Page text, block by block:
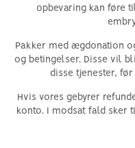
opbevaring kan føre
Pakker med ægdonation
og betingelser. Disse vil
disse tjenester,
Hvis vores gebyrer
konto. I modsat fald sker